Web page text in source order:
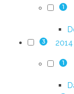
1
3 2014
1